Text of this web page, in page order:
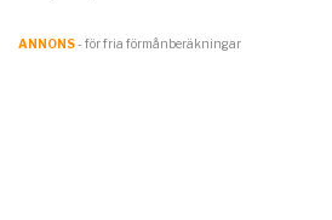
ANNONS- för fria förmånberäkningar